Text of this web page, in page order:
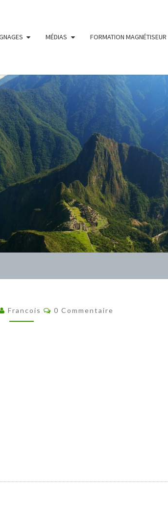
MÉDIAS FORMATION MAGNÉTISEUR
Francois Commentaires
0 Commentaire